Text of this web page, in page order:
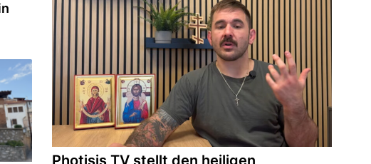
Photisis TV stellt den heiligen